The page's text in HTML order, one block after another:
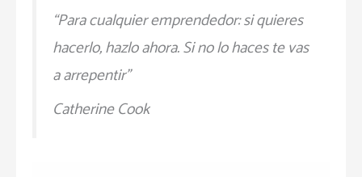
“Para cualquier emprendedor: si quieres
hacerlo, hazlo ahora. Si no lo haces te vas
a arrepentir”
Catherine Cook